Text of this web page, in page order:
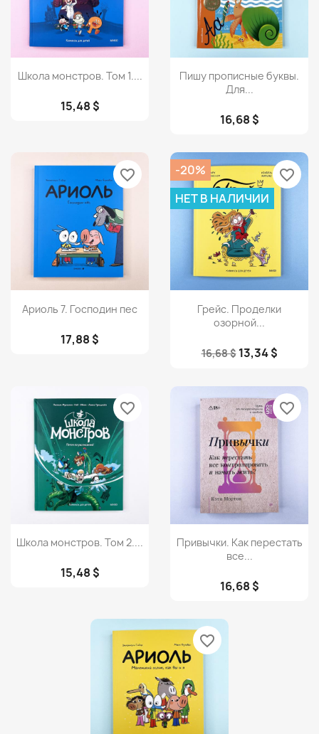
Просмотр
Школа монстров. Том 1....
15,48 $
Просмотр
Пишу прописные буквы.
Для...
16,68 $
Просмотр
Ариоль 7. Господин пес
17,88 $
favorite_border
Просмотр
Грейс. Проделки
озорной...
16,68 $ 13,34 $
-20%
НЕТ В НАЛИЧИИ
favorite_border
Просмотр
Школа монстров. Том 2....
15,48 $
favorite_border
Просмотр
Привычки. Как перестать
все...
16,68 $
favorite_border
favorite_border